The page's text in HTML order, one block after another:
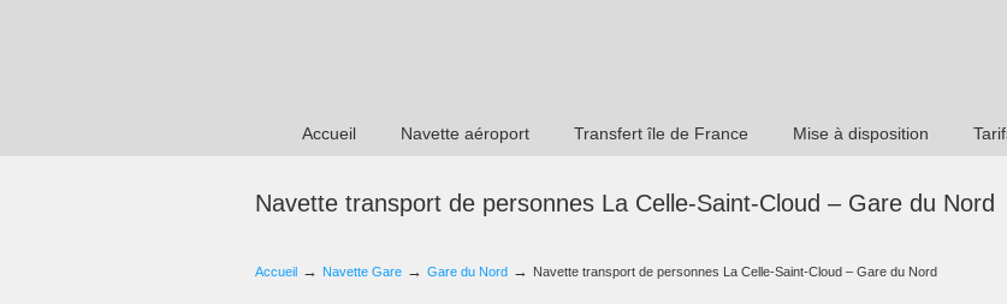
Accueil Navette aéroport Transfert île de France Mise à disposition
Navette transport de personnes La Celle-Saint-Cloud – Gare du Nord
Accueil → Navette Gare → Gare du Nord → Navette transport de personnes La Celle-Saint-Cloud – Gare du Nord